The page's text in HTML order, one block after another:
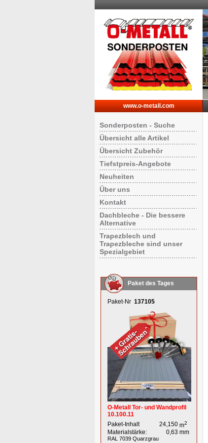
www.o-metall.com
Sonderposten - Suche
Übersicht alle Artikel
Übersicht Zubehör
Tiefstpreis-Angebote
Neuheiten
Über uns
Kontakt
Dachbleche - Die bessere
Alternative
Trapezblech und
Trapezbleche sind unser
Spezialgebiet
Paket des Tages
Paket-Nr 137105
O-Metall Tor- und Wandprofil
10.100.11
Paket-Inhalt
24,150 m2
Materialstärke: 0,63 mm
RAL 7039 Quarzgrau